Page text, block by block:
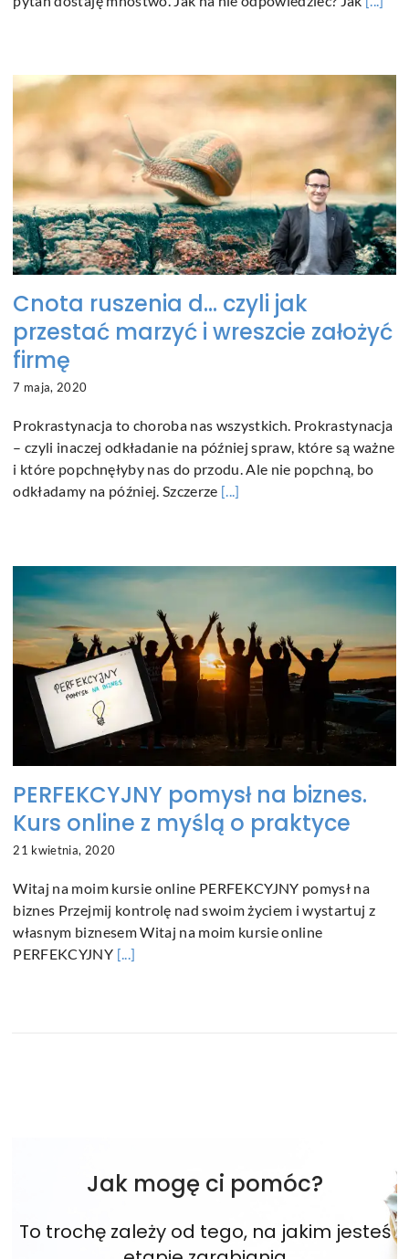
Cnota ruszenia d… czyli jak
przestać marzyć i wreszcie założyć
firmę
7 maja, 2020
Prokrastynacja to choroba nas wszystkich. Prokrastynacja
– czyli inaczej odkładanie na później spraw, które są ważne
i które popchnęłyby nas do przodu. Ale nie popchną, bo
odkładamy na później. Szczerze [...]
PERFEKCYJNY pomysł na biznes.
Kurs online z myślą o praktyce
21 kwietnia, 2020
Witaj na moim kursie online PERFEKCYJNY pomysł na
biznes Przejmij kontrolę nad swoim życiem i wystartuj z
własnym biznesem Witaj na moim kursie online
PERFEKCYJNY [...]
Jak mogę ci pomóc?
To trochę zależy od tego, na jakim jesteś